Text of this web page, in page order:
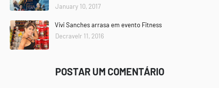
January 10, 2017
Vivi Sanches arrasa em evento Fitness
Decravelr 11, 2016
POSTAR UM COMENTÁRIO